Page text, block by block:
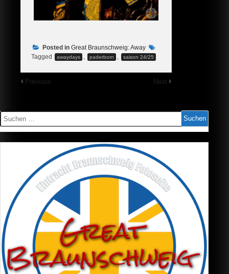
Posted in Great Braunschweig: Away
Tagged
awaydays paderborn saison 24/25
Previous Next
Suchen
nach: